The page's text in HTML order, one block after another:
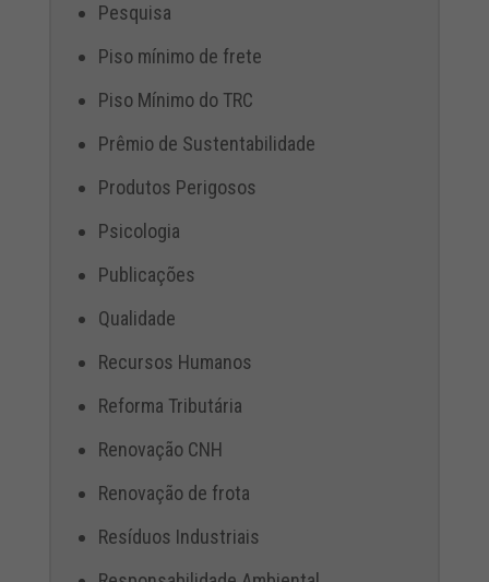
Pesquisa
Piso mínimo de frete
Piso Mínimo do TRC
Prêmio de Sustentabilidade
Produtos Perigosos
Psicologia
Publicações
Qualidade
Recursos Humanos
Reforma Tributária
Renovação CNH
Renovação de frota
Resíduos Industriais